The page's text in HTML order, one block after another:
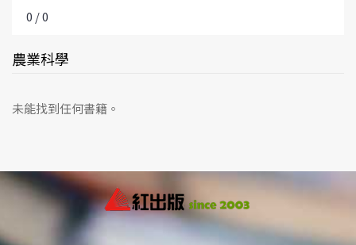
0 / 0
農業科學
未能找到任何書籍。